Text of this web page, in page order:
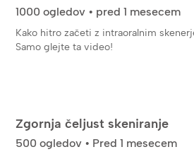
1000 ogledov • pred 1 mesecem
Kako hitro začeti z intraoralnim
Samo glejte ta video!
Zgornja čeljust skeniranje
500 ogledov • Pred 1 mesecem